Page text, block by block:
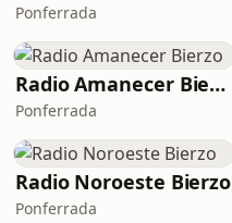
Ponferrada
Radio Amanecer Bierzo
Ponferrada
Radio Noroeste Bierzo
Ponferrada